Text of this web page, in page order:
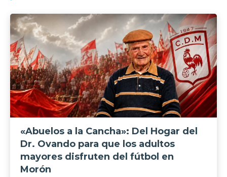
«Abuelos a la Cancha»: Del Hogar del
Dr. Ovando para que los adultos
mayores disfruten del fútbol en
Morón